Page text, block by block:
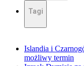
Tagi
Islandia i
możliwy termin